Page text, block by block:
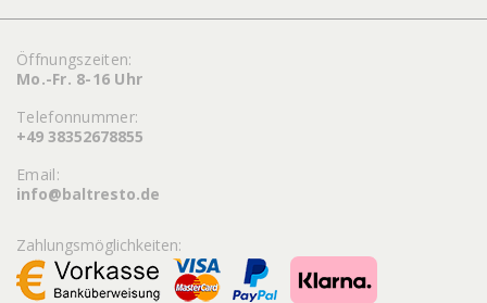
Öffnungszeiten:
Mo.-Fr. 8-16 Uhr
Telefonnummer:
+49 38352678855
Email:
info@baltresto.de
Zahlungsmöglichkeiten: